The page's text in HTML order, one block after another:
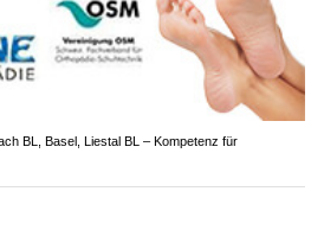
BL, Basel, Liestal BL – Kompetenz für